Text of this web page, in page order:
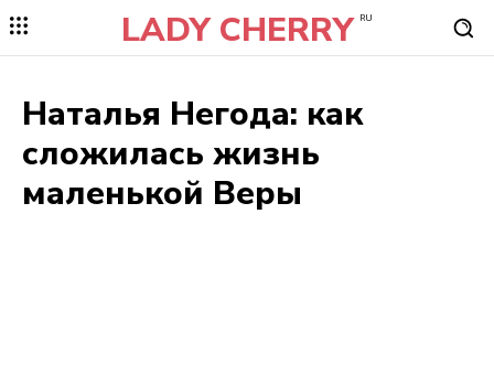
LADY CHERRY RU
Наталья Негода: как
сложилась жизнь
маленькой Веры